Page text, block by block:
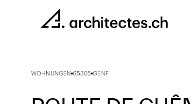
WOHNUNGEN 65305 GENF